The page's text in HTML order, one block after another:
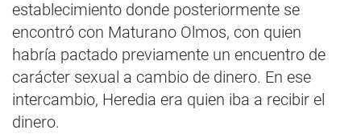
establecimiento donde posteriormente se
encontró con Maturano Olmos, con quien
habría pactado previamente un encuentro de
carácter sexual a cambio de dinero. En ese
intercambio, Heredia era quien iba a recibir el
dinero.